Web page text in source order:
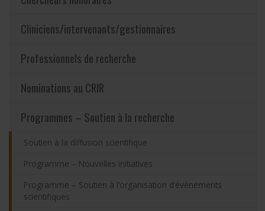
Nous joindre
Plan du site
Accessibilité
Cliniciens/intervenants/gestionnaires
Professionnels de recherche
Nominations au CRIR
Programmes – Soutien à la recherche
Soutien à la diffusion scientifique
Programme – Nouvelles initiatives
Programme – Soutien à l’organisation d’événements
scientifiques